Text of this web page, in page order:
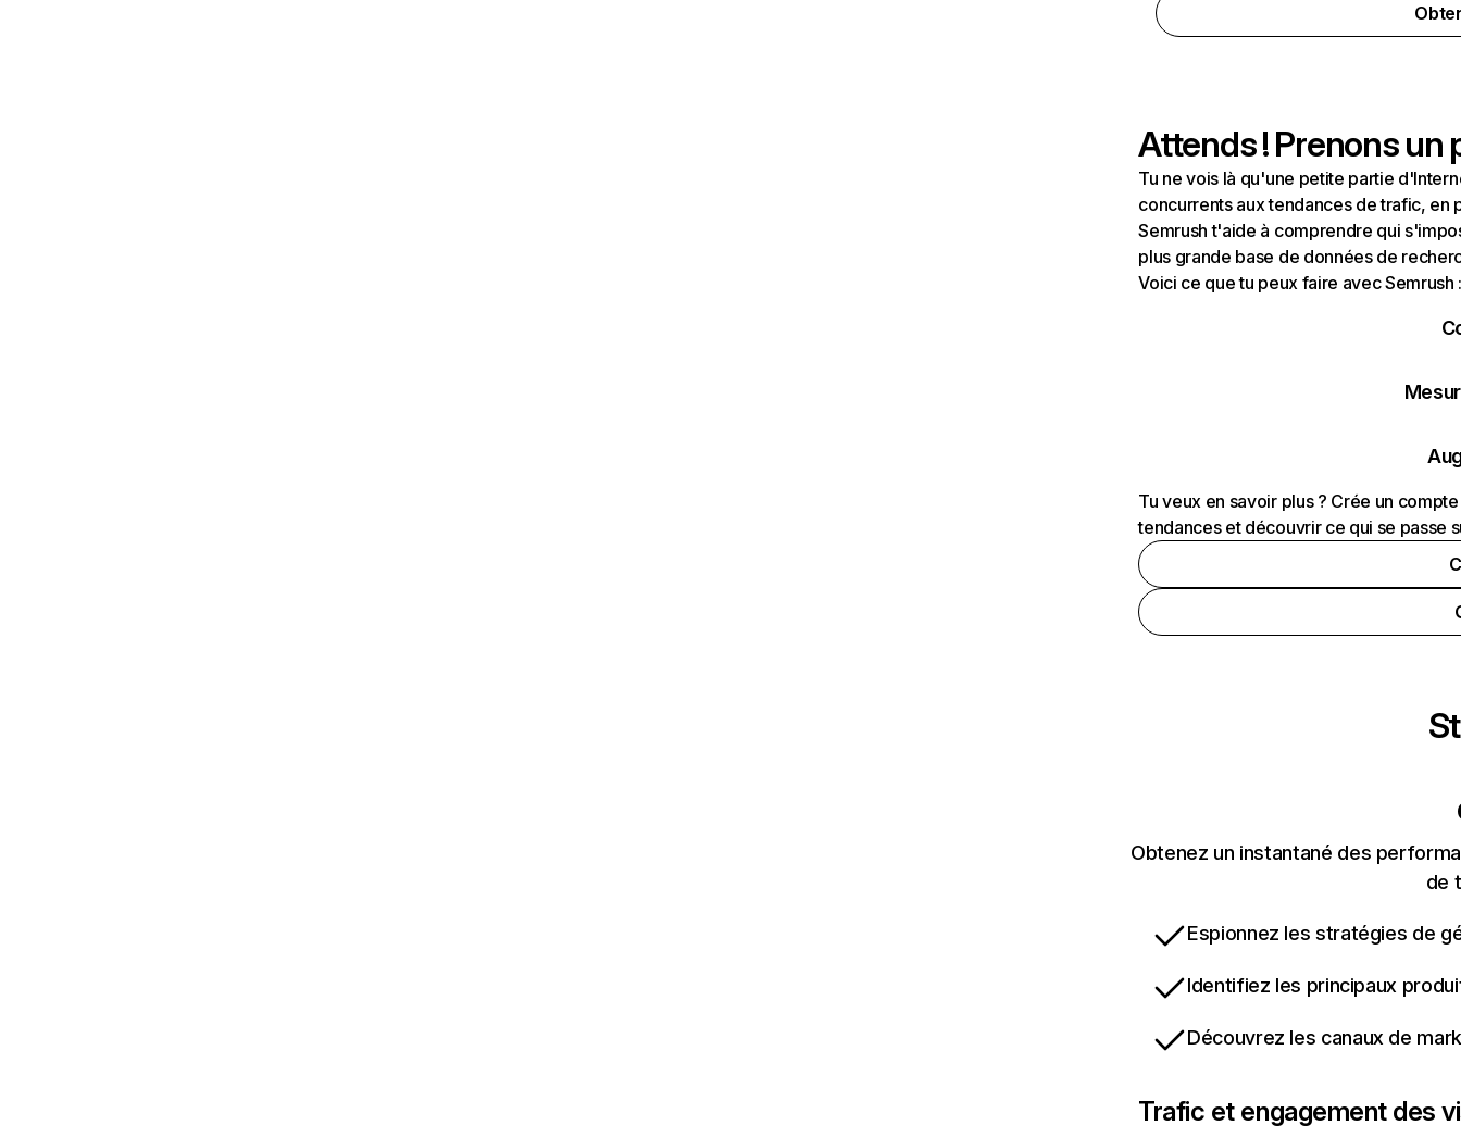
Attends ! Prenons un
Tu ne vois là qu'une petite partie
concurrents aux tendances de trafic, en
Semrush t'aide à comprendre qui
plus grande base de données de
Voici ce que tu peux faire avec Semrush
Tu veux en savoir plus ? Crée un
tendances et découvrir ce qui se passe
Obtenez un instantané des
de
Espionnez les stratégies de
Identifiez les principaux
Découvrez les canaux de
Trafic et engagement des